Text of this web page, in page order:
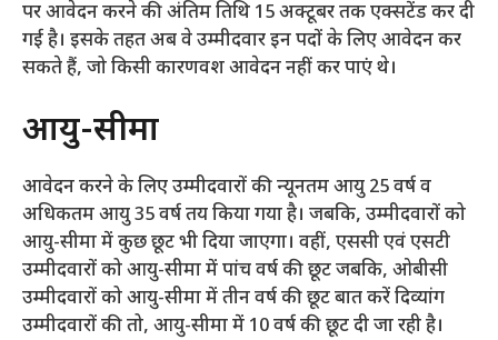
पर आवेदन करने की अंतिम तिथि 15 अक्टूबर तक एक्सटेंड कर दी
गई है। इसके तहत अब वे उम्मीदवार इन पदों के लिए आवेदन कर
सकते हैं, जो किसी कारणवश आवेदन नहीं कर पाएं थे।
आयु-सीमा
आवेदन करने के लिए उम्मीदवारों की न्यूनतम आयु 25 वर्ष व
अधिकतम आयु 35 वर्ष तय किया गया है। जबकि, उम्मीदवारों को
आयु-सीमा में कुछ छूट भी दिया जाएगा। वहीं, एससी एवं एसटी
उम्मीदवारों को आयु-सीमा में पांच वर्ष की छूट जबकि, ओबीसी
उम्मीदवारों को आयु-सीमा में तीन वर्ष की छूट बात करें दिव्यांग
उम्मीदवारों की तो, आयु-सीमा में 10 वर्ष की छूट दी जा रही है।